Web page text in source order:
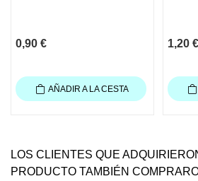
0,90 €
AÑADIR A LA CESTA
1,20 €
LOS CLIENTES QUE
PRODUCTO TAMBIÉN